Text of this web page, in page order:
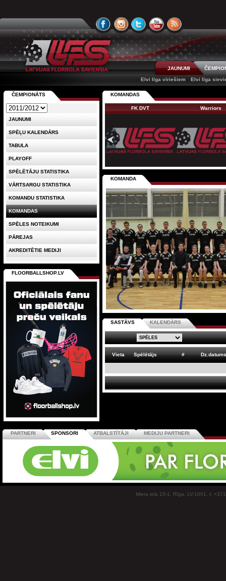
JAUNUMI
Elvi līga vīriešiem
Elvi līga
KOMANDAS
FK DVT Warriors
KOMANDA
SASTĀVS KALENDĀRS
Vieta Spēlētājs # Dz.datums
ČEMPIONĀTS
JAUNUMI
SPĒĻU KALENDĀRS
TABULA
PLAYOFF
SPĒLĒTĀJU STATISTIKA
VĀRTSARGU STATISTIKA
KOMANDU STATISTIKA
KOMANDAS
SPĒLES NOTEIKUMI
PĀREJAS
AKREDITĒTIE MEDIJI
FLOORBALLSHOP.LV
PARTNERI SPONSORI ATBALSTĪTĀJI MEDIJU PARTNERI
Miera iela 15-1, Rīga, LV-1001, t: